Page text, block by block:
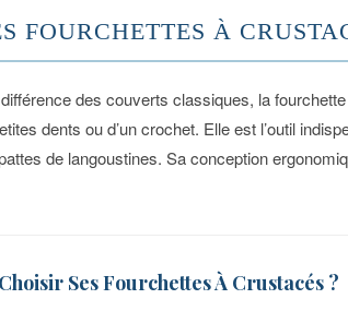
FOURCHETTES À
des couverts classiques, la
dents ou d’un crochet. Elle est l’outil
de langoustines. Sa conception
Ses Fourchettes À Crustacés ?